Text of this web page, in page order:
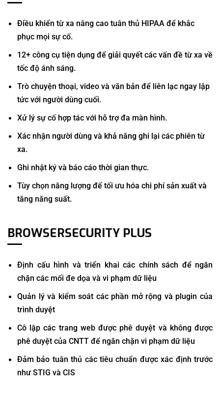
Điều khiển từ xa nâng cao tuân thủ HIPAA để khắc
phục mọi sự cố.
12+ công cụ tiện dụng để giải quyết các vấn đề từ xa về
tốc độ ánh sáng.
Trò ​​chuyện thoại, video và văn bản để liên lạc ngay lập
tức với người dùng cuối.
Xử lý sự cố hợp tác với hỗ trợ đa màn hình.
Xác nhận người dùng và khả năng ghi lại các phiên từ
xa.
Ghi nhật ký và báo cáo thời gian thực.
Tùy chọn năng lượng để tối ưu hóa chi phí sản xuất và
tăng năng suất.
BROWSERSECURITY PLUS
Định cấu hình và triển khai các chính sách để ngăn
chặn các mối đe dọa và vi phạm dữ liệu
Quản lý và kiểm soát các phần mở rộng và plugin của
trình duyệt
Cô lập các trang web được phê duyệt và không được
phê duyệt của CNTT để ngăn chặn vi phạm dữ liệu
Đảm bảo tuân thủ các tiêu chuẩn được xác định trước
như STIG và CIS